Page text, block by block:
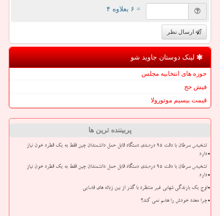
= ۶ بعلاوه ۴
ارسال نظر
لینک دوستان جاوید شو
حوزه های انتخابیه مجلس
فیش حج
قیمت بیسیم موتورولا
پربیننده ترین ها
تشخیص سرطان با دقت ۹۵ درصدی دستگاه قابل حمل دانشمندان چین فقط به یک قطره خون نیاز
دارد
تشخیص سرطان با دقت ۹۵ درصدی دستگاه قابل حمل دانشمندان چین فقط به یک قطره خون نیاز
دارد
اوج یک بارندگی شهابی غیر منتظره با گذر از بین زباله های فضایی
چرا معده خودش را هضم نمی کند؟